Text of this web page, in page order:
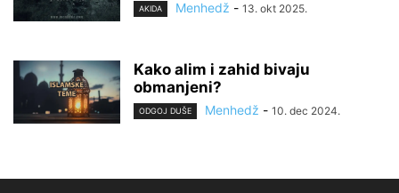
AKIDA Menhedž - 13. okt 2025.
Kako alim i zahid bivaju
obmanjeni?
ODGOJ DUŠE Menhedž - 10. dec 2024.